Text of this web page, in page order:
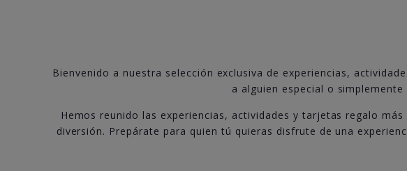
Bienvenido a nuestra selección exclusiva de experiencias,
a alguien especial o
Hemos reunido las experiencias, actividades y tarjetas regalo
diversión. Prepárate para quien tú quieras disfrute de una